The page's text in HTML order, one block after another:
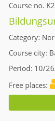
Course no.
Category
Course city
Period 10/
Free places